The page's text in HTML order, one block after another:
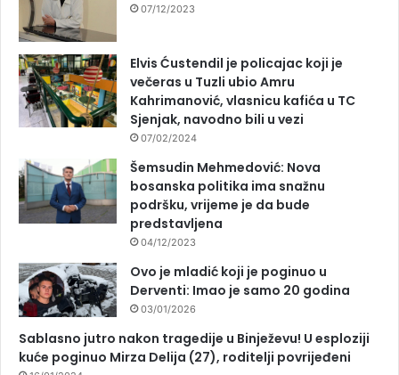
07/12/2023
Elvis Ćustendil je policajac koji je
večeras u Tuzli ubio Amru
Kahrimanović, vlasnicu kafića u TC
Sjenjak, navodno bili u vezi
07/02/2024
Šemsudin Mehmedović: Nova
bosanska politika ima snažnu
podršku, vrijeme je da bude
predstavljena
04/12/2023
Ovo je mladić koji je poginuo u
Derventi: Imao je samo 20 godina
03/01/2026
Sablasno jutro nakon tragedije u Binježevu! U esploziji
kuće poginuo Mirza Delija (27), roditelji povrijeđeni